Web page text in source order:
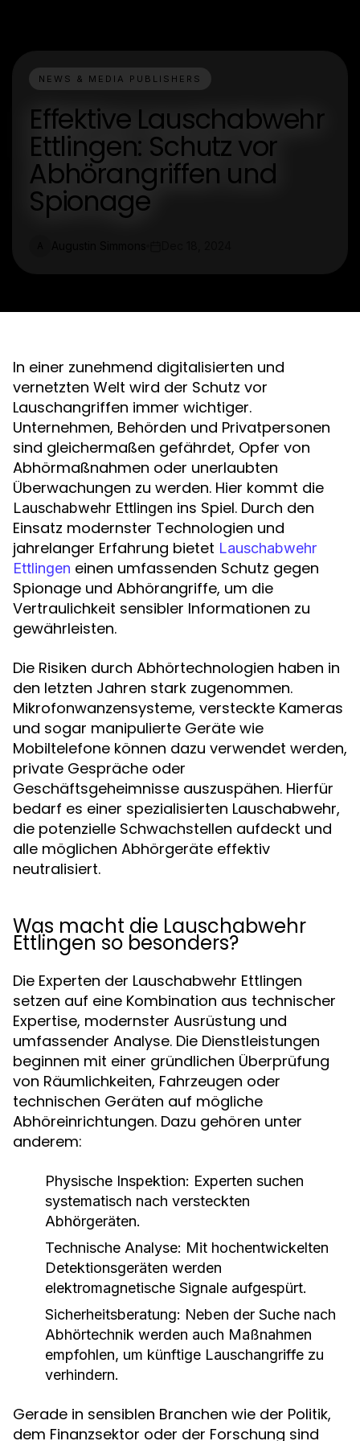
NEWS & MEDIA PUBLISHERS
Effektive Lauschabwehr
Ettlingen: Schutz vor
Abhörangriffen und
Spionage
In einer zunehmend digitalisierten und
vernetzten Welt wird der Schutz vor
Lauschangriffen immer wichtiger.
Unternehmen, Behörden und Privatpersonen
sind gleichermaßen gefährdet, Opfer von
Abhörmaßnahmen oder unerlaubten
Überwachungen zu werden. Hier kommt die
Lauschabwehr Ettlingen ins Spiel. Durch den
Einsatz modernster Technologien und
jahrelanger Erfahrung bietet Lauschabwehr
Ettlingen einen umfassenden Schutz gegen
Spionage und Abhörangriffe, um die
Vertraulichkeit sensibler Informationen zu
gewährleisten.
Die Risiken durch Abhörtechnologien haben in
den letzten Jahren stark zugenommen.
Mikrofonwanzensysteme, versteckte Kameras
und sogar manipulierte Geräte wie
Mobiltelefone können dazu verwendet werden,
private Gespräche oder
Geschäftsgeheimnisse auszuspähen. Hierfür
bedarf es einer spezialisierten Lauschabwehr,
die potenzielle Schwachstellen aufdeckt und
alle möglichen Abhörgeräte effektiv
neutralisiert.
Was macht die Lauschabwehr
Ettlingen so besonders?
Die Experten der Lauschabwehr Ettlingen
setzen auf eine Kombination aus technischer
Expertise, modernster Ausrüstung und
umfassender Analyse. Die Dienstleistungen
beginnen mit einer gründlichen Überprüfung
von Räumlichkeiten, Fahrzeugen oder
technischen Geräten auf mögliche
Abhöreinrichtungen. Dazu gehören unter
anderem:
Physische Inspektion: Experten suchen
systematisch nach versteckten
Abhörgeräten.
Technische Analyse: Mit hochentwickelten
Detektionsgeräten werden
elektromagnetische Signale aufgespürt.
Sicherheitsberatung: Neben der Suche nach
Abhörtechnik werden auch Maßnahmen
empfohlen, um künftige Lauschangriffe zu
verhindern.
Gerade in sensiblen Branchen wie der Politik,
dem Finanzsektor oder der Forschung sind